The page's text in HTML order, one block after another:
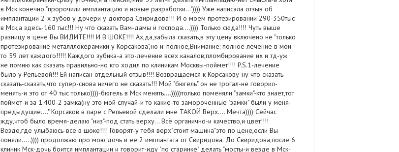
в Мск конечно "пророчили имплантацию и новые разработки...")))) Уже написала отзыв об
имплантации 2-х зубов у дочери у доктора Свиридова!!! И о моём протезировании 290-350тыс
в Мск,а здесь-160 тыс!!! Ну что сказать Вам-дамы и господа....)))) Только сюда!!!! Чуть выше
разницу в цене Вы ВИДИТЕ!!!! И В ШОКЕ!!!! Ах,да,забыла сказать,в эту цену включено не "только
протезирование металллокерамики у Корсакова",но и: полное,Внимание: полное лечение в мои
то 59 лет каждого!!!!! Каждого зубика-а это-лечение всех каналов,пломбирование их и тд-уж
не помню как сказать правильно-но кто ходил по клиникам Москвы-поймет!!!! P.S.1-лечение
было у Репьевой!!! Ей написан отдельный отзыв!!!! Возвращаемся к Корсакову-ну что сказать-
сказать-сказать,что супер-снова ничего не сказать!!! Мой "бюгель" он не трогал-не говорил-
менять-и это от 40 тыс только))))-бюгель в Мск менять....)))))только поменяли "замки"-кто знает,тот
поймет-и за 1.400-2 замка(ну это мой случай-и то какие-то замороченные "замки" были у меня-
предыдущие...." Корсаков в паре с Репьевой сделали мне ТАКОЙ Верх.... Мечта)))) Сейчас
жду,чтоб было время-делаю "низ"-под стать верху... Всё органично-и качество,и цвет!!!!
Везде,где улыбаюсь-все в шоке!!!! Говорят-у тебя верх"стоит машина"это по цене,если Вы
поняли.....)))) продолжаю про мою дочь и ее 2 имплантата от Свиридова. До Свиридова,после 6
клиник Мск-дочь боится имплантации и говорит-иду "по старинке" делать "мосты-и везде в Мск-